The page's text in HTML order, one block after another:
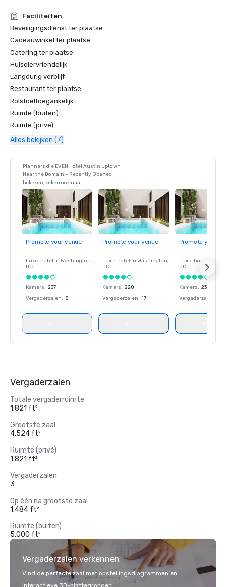
Faciliteiten
Beveiligingsdienst ter plaatse
Cadeauwinkel ter plaatse
Catering ter plaatse
Huisdiervriendelijk
Langdurig verblijf
Restaurant ter plaatse
Rolstoeltoegankelijk
Ruimte (buiten)
Ruimte (privé)
Alles bekijken (7)
Planners die EVEN Hotel Austin Uptown
Near the Domain – Recently Opened
bekeken, keken ook naar
Promote your venue
Luxe-hotel in Washington,
DC
Kamers: 237
Vergaderzalen: 8
Promote your venue
Luxe-hotel in Washington,
DC
Kamers: 220
Vergaderzalen: 17
Promote your
Luxe-hotel in
DC
Kamers: 237
Vergaderzalen
Vergaderzalen
Totale vergaderruimte
1.821 ft²
Grootste zaal
4.524 ft²
Ruimte (privé)
1.821 ft²
Vergaderzalen
3
Op één na grootste zaal
1.484 ft²
Ruimte (buiten)
5.000 ft²
Vergaderzalen verkennen
Vind de perfecte zaal met opstellingsdiagrammen en
interactieve 3D-plattegronden.